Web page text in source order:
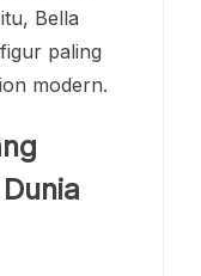
Bella
paling
modern.